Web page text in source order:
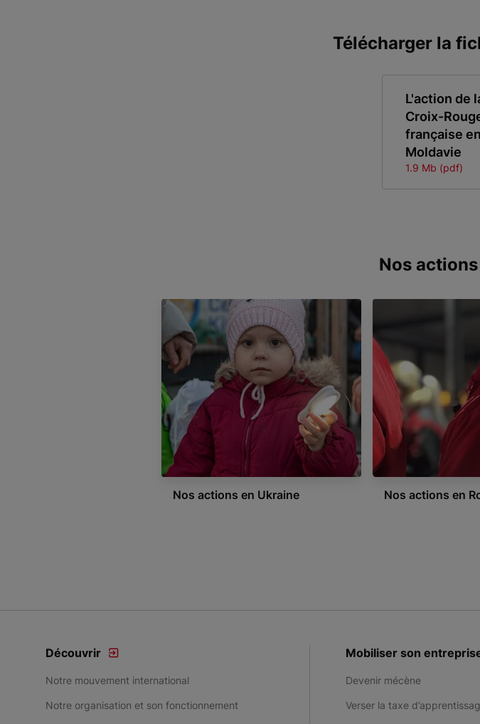
Télécharger la
L'action de
Croix-
française en
Moldavie
1.9 Mb (pdf)
Nos actions
Nos actions en Ukraine Nos actions en
Découvrir
Notre mouvement international
Notre organisation et son fonctionnement
Mobiliser son
Devenir mécène
Verser la taxe